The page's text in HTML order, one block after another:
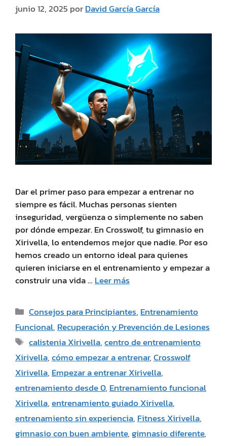
junio 12, 2025 porDavid García García
Dar el primer paso para empezar a entrenar no
siempre es fácil. Muchas personas sienten
inseguridad, vergüenza o simplemente no saben
por dónde empezar. En Crosswolf, tu gimnasio en
Xirivella, lo entendemos mejor que nadie. Por eso
hemos creado un entorno ideal para quienes
quieren iniciarse en el entrenamiento y empezar a
construir una vida … Leer más
Consejos para Principiantes, Entrenamiento
Funcional, Recuperación y Prevención de Lesiones
calistenia Xirivella,centro de entrenamiento
Xirivella,cómo empezar a entrenar,Crosswolf
Xirivella, Empezar a entrenar Xirivella,
entrenamiento desde 0, Entrenamiento funcional
Xirivella,entrenamiento guiado Xirivella,
entrenamiento sin experiencia, Fitness Xirivella,
gimnasio con buen ambiente,gimnasio diferente,